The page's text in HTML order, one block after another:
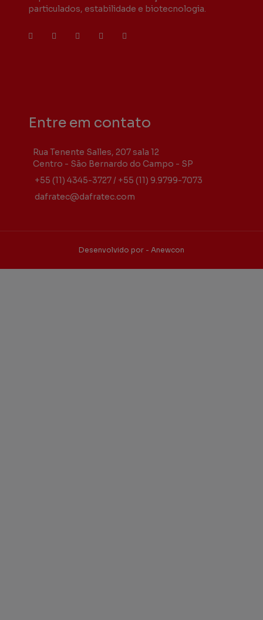
particulados, estabilidade e biotecnologia.
Entre em contato
Rua Tenente Salles, 207 sala 12
Centro - São Bernardo do Campo - SP
+55 (11) 4345-3727/ +55 (11) 9.9799-7073
dafratec@dafratec.com
Desenvolvido por - Anewcon